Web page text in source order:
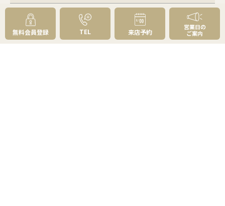
住まいのお悩み別
会社案内
無料会員登録 TEL 来店予約
営業日の
ご案内